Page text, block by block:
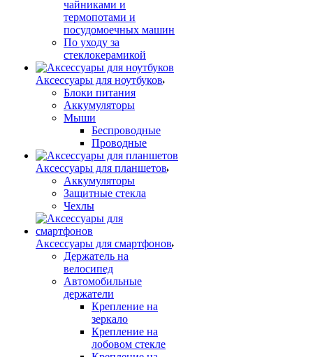
чайниками и
термопотами и
посудомоечных машин
По уходу за
стеклокерамикой
Аксессуары для ноутбуков
Блоки питания
Аккумуляторы
Мыши
Беспроводные
Проводные
Аксессуары для планшетов
Аккумуляторы
Защитные стекла
Чехлы
Аксессуары для смартфонов
Держатель на
велосипед
Автомобильные
держатели
Крепление на
зеркало
Крепление на
лобовом стекле